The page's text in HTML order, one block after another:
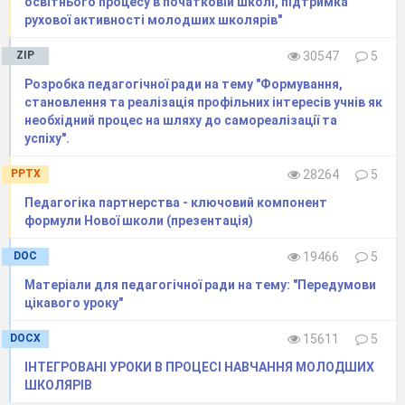
побудований з природніх матеріалів,він має
В сучасних садибах з᾽являються
елементи декору – басейни, альтанки,
стилізовані доріжки, міцні паркани,
освітлення, зручності. Але поряд – ті ж самі
вишневі садки, гаї,
діброви, свійські
тварини, лани.
своїм життям!
поєднати набуті знання, та закріпити їх в
процесі роботи над макетами!
Над макетом працювала творча група
у складі:
Дашко І.М. – керівник та ідеолог проекту
Доломан Т. М. – практичний психолог
рухової активності молодших школярів"
ZIP 30547
5
Розробка педагогічної ради на тему "Формування,
становлення та реалізація профільних інтересів учнів як
необхідний процес на шляху до самореалізації та
успіху".
PPTX 28264
5
Педагогіка партнерства - ключовий компонент
формули Нової школи (презентація)
DOC 19466
5
Матеріали для педагогічної ради на тему: "Передумови
цікавого уроку"
DOCX 15611
5
ІНТЕГРОВАНІ УРОКИ В ПРОЦЕСІ НАВЧАННЯ МОЛОДШИХ
ШКОЛЯРІВ